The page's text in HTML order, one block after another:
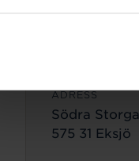
ADRESS
Södra
575 31 Eksjö